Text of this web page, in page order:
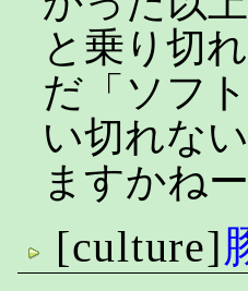
と乗り切
だ「ソフ
い切れな
ますかねー
[culture]